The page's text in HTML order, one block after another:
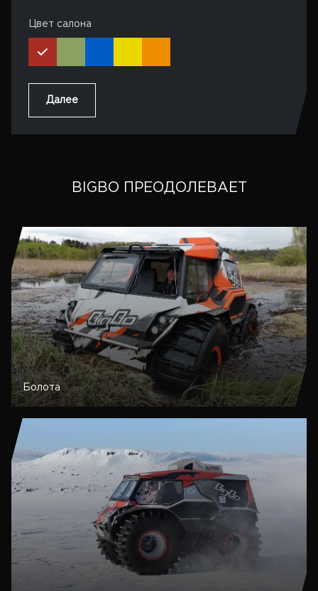
Цвет салона
Далее
BIGBO ПРЕОДОЛЕВАЕТ
Болота